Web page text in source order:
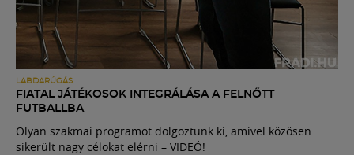
LABDARÚGÁS
FIATAL JÁTÉKOSOK INTEGRÁLÁSA A FELNŐTT
FUTBALLBA
Olyan szakmai programot dolgoztunk ki, amivel közösen
sikerült nagy célokat elérni – VIDEÓ!